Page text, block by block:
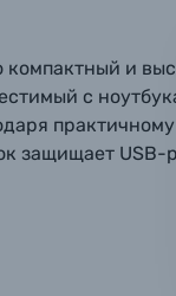
Вами с
Имя*
и
с
защищает USB-